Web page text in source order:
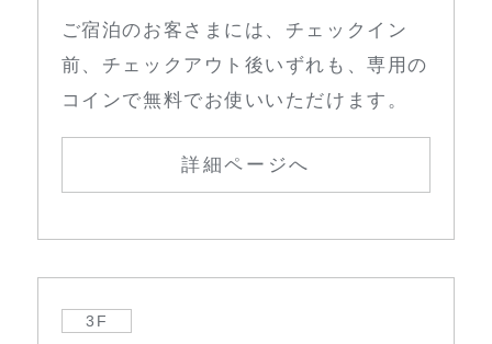
ご宿泊のお客さまには、チェックイン
前、チェックアウト後いずれも、専用の
コインで無料でお使いいただけます。
詳細ページへ
3F